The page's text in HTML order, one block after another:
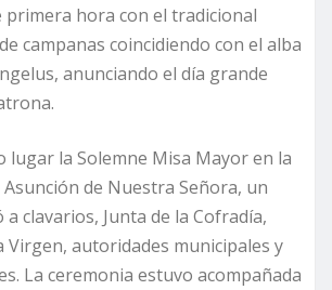
primera hora con el tradicional
campanas coincidiendo con el alba
anunciando el día grande
lugar la Solemne Misa Mayor en la
de Nuestra Señora, un
clavarios, Junta de la Cofradía,
Virgen, autoridades municipales y
La ceremonia estuvo acompañada